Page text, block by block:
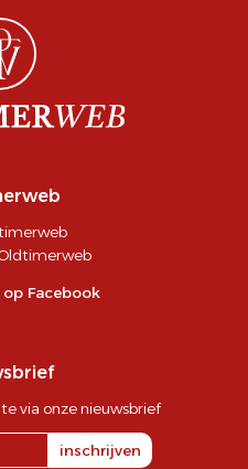
Facebook
via onze nieuwsbrief
inschrijven